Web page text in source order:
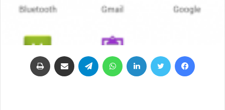
فيسبوك تويتر لينكدإن واتساب تيلقرام مشاركة عبر البريد